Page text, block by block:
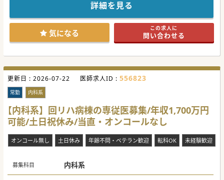
休みも多く、保育所もございますので、子育て世代の先生方
も働きやすい環境かと思います。
ライフステージにあった働き方が可能なので、少しでもご興
味がございましたら、お気軽にお問合せください。
#秋入職可
詳細を見る
気になる この求人に
問い合わせる
更新日 : 2026-07-22 医師求人ID : 556823
常勤 内科系
【内科系】回リハ病棟の専従医募集/年収1,700万円
可能/土日祝休み/当直・オンコールなし
オンコール無し 土日休み 年齢不問・ベテラン歓迎 転科OK 未経験歓迎
募集科目 内科系